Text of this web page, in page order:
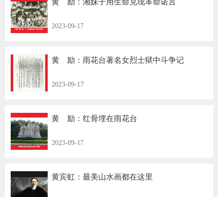
黄 励：湘妹子用生命兑现革命诺言
2023-09-17
黄 励：雨花台著名女烈士狱中斗争记
2023-09-17
黄 励：红骨埋在雨花台
2023-09-17
黄宾虹：最美山水画都在这里